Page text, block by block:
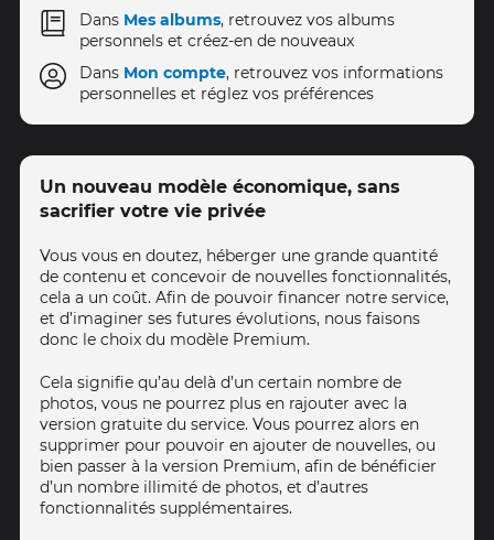
Dans Mes albums, retrouvez vos albums
personnels et créez-en de nouveaux
Dans Mon compte, retrouvez vos informations
personnelles et réglez vos préférences
Un nouveau modèle économique, sans
sacrifier votre vie privée
Vous vous en doutez, héberger une grande quantité
de contenu et concevoir de nouvelles fonctionnalités,
cela a un coût. Afin de pouvoir financer notre service,
et d’imaginer ses futures évolutions, nous faisons
donc le choix du modèle Premium.
Cela signifie qu’au delà d’un certain nombre de
photos, vous ne pourrez plus en rajouter avec la
version gratuite du service. Vous pourrez alors en
supprimer pour pouvoir en ajouter de nouvelles, ou
bien passer à la version Premium, afin de bénéficier
d’un nombre illimité de photos, et d’autres
fonctionnalités supplémentaires.